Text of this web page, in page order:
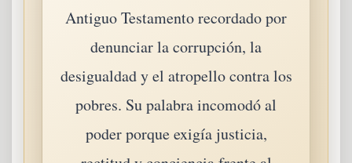
Antiguo Testamento recordado por
denunciar la corrupción, la
desigualdad y el atropello contra los
pobres. Su palabra incomodó al
poder porque exigía justicia,